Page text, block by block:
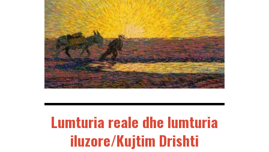
Lumturia reale dhe lumturia
iluzore/Kujtim Drishti